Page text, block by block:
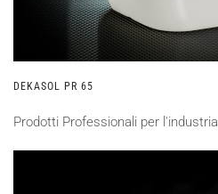
DEKASOL PR 65
Prodotti Professionali per l'industria